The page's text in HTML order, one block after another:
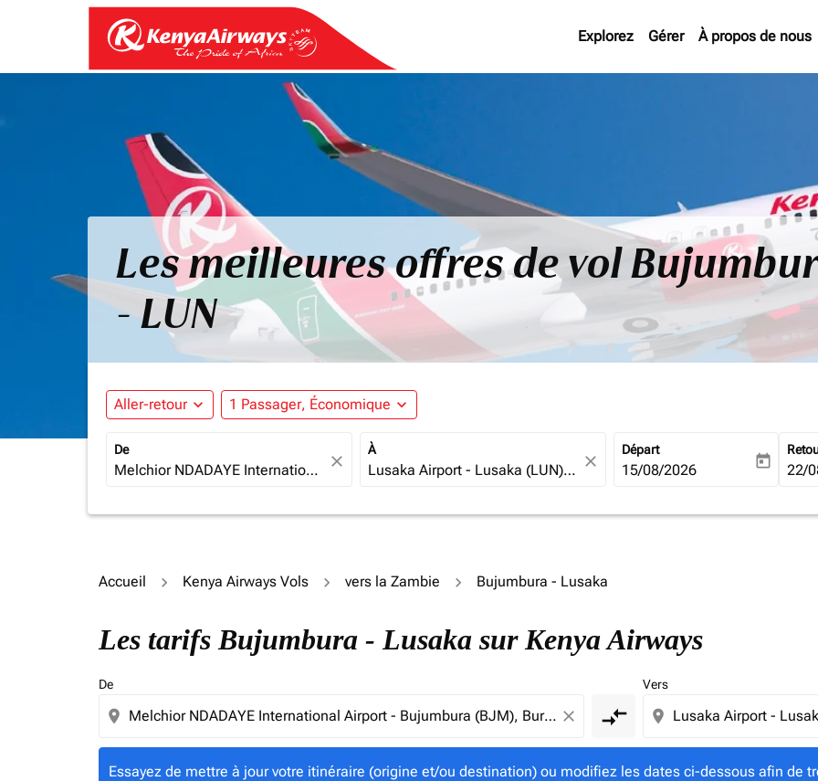
Explorez Gérer À propos de nous
Les meilleures offres de vol
- LUN
Aller-retour expand_more 1 Passager, Économique expand_more
De
close
À
close
Départ
fc-booking-departure-date-
15/08/2026 today fc-
22/
Accueil Kenya Airways Vols vers la Zambie Bujumbura - Lusaka
Les tarifs Bujumbura - Lusaka sur Kenya Airways
De
location_on close compare_arrows
Vers
location_on
Essayez de mettre à jour votre itinéraire (origine et/ou destination) ou modifiez les dates ci-dessous afin de
Essayez de mettre à jour votre itinéraire (origine et/ou destination) ou modifiez les dates ci-dessous afin